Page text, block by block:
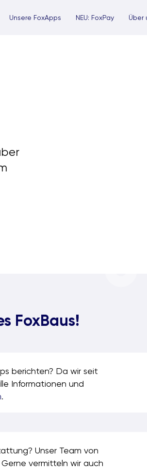
Unsere FoxApps NEU: FoxPay Über
FoxBaus!
berichten? Da wir seit
Informationen und
.
Unser Team von
vermitteln wir auch